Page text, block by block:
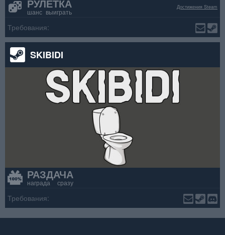
РУЛЕТКА
шанс выиграть
Достижения Steam
Требования:
SKIBIDI
РАЗДАЧА
награда сразу
Требования: